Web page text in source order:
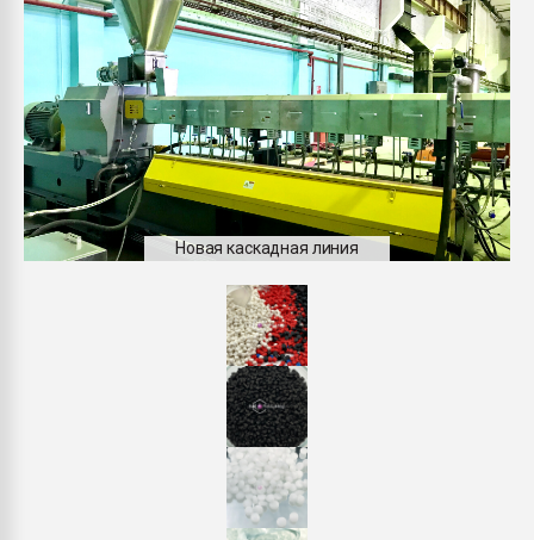
Новая каскадная линия